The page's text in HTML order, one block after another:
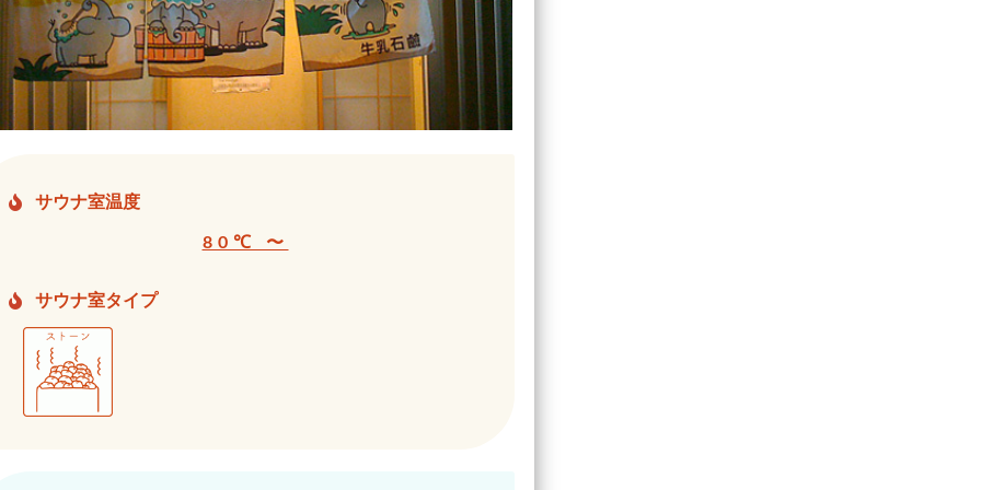
サウナ室温度
80℃ 〜
サウナ室タイプ